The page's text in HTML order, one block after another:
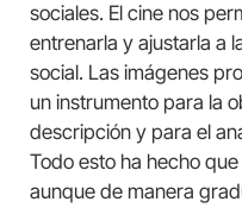
sociales. El cine nos
entrenarla y ajustarla a
social. Las imágenes
un instrumento para la
descripción y para el
Todo esto ha hecho
aunque de manera